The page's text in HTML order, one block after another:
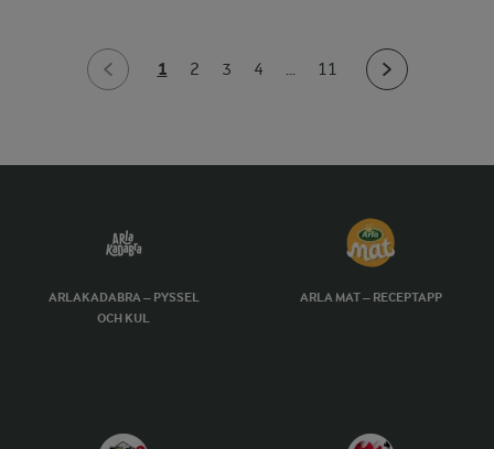
1 2 3 4 ... 11
ARLAKADABRA – PYSSEL
OCH KUL
ARLA MAT – RECEPTAPP